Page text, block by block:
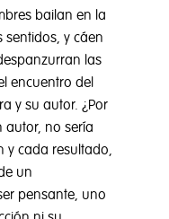
bailan en la
sentidos, y cáen
las
encuentro del
y su autor. ¿Por
autor, no sería
y cada resultado,
un
pensante, uno